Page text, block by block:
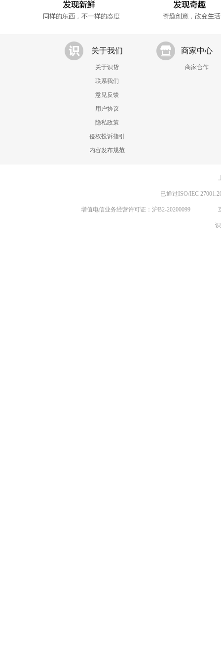
关于我们
关于识货
联系我们
意见反馈
用户协议
隐私政策
侵权投诉指引
内容发布规范
商家中心
商家合作
已通过ISO/IEC
增值电信业务经营许可证：沪B2-20200099